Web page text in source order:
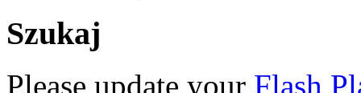
Szukaj
Please update your Flash